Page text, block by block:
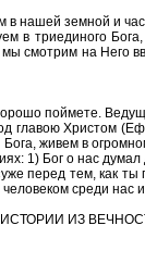
в нашей земной и
в триединого
смотрим на Него
поймете.
Христом
Бога, живем в
1) Бог о нас
перед тем, как
среди
ИЗ